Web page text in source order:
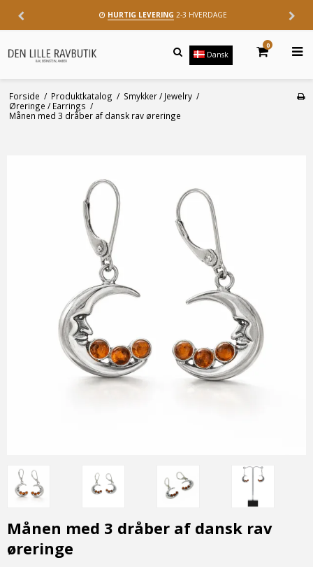
HURTIG LEVERING 2-3 HVERDAGE
Dansk
0
Forside / Produktkatalog / Smykker / Jewelry /
Øreringe / Earrings /
Månen med 3 dråber af dansk rav øreringe
Månen med 3 dråber af dansk rav
øreringe